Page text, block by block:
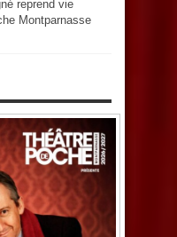
reprend vie
Montparnasse